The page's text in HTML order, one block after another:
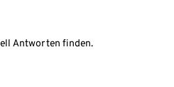
Antworten finden.